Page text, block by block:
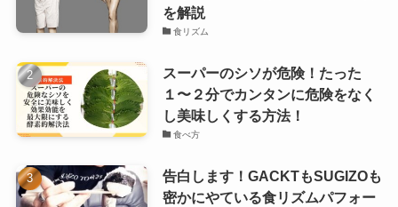
を解説
食リズム
スーパーのシソが危険！たった
１〜２分でカンタンに危険をなく
し美味しくする方法！
食べ方
告白します！GACKTもSUGIZOも
密かにやている食リズムパフォー